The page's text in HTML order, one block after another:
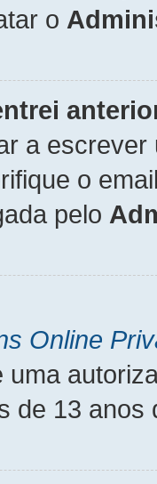
o
a
o
pelo
Online
uma
de 13 anos